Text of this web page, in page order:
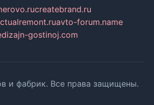
createbrand.ru
avto-forum.name
dizajn-gostinoj.com
и фабрик. Все права защищены.